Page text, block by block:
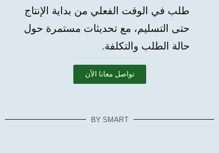
طلب في الوقت الفعلي من بداية الإنتاج
حتى التسليم، مع تحديثات مستمرة حول
حالة الطلب والتكلفة.
تواصل معانا الأن
BY SMART